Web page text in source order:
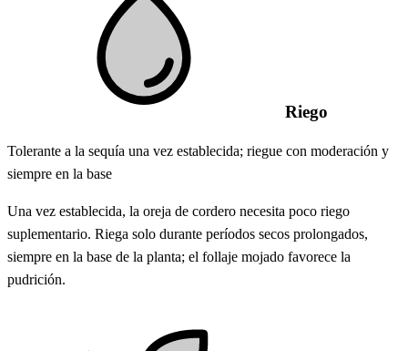
Riego
Tolerante a la sequía una vez establecida; riegue con moderación y
siempre en la base
Una vez establecida, la oreja de cordero necesita poco riego
suplementario. Riega solo durante períodos secos prolongados,
siempre en la base de la planta; el follaje mojado favorece la
pudrición.